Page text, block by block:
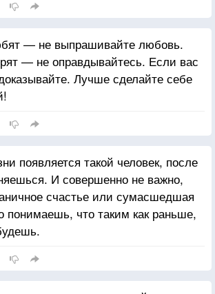
— не выпрашивайте любовь.
— не оправдывайтесь. Если вас
Лучше сделайте себе
появляется такой человек, после
И совершенно не важно,
счастье или сумасшедшая
понимаешь, что таким как раньше,